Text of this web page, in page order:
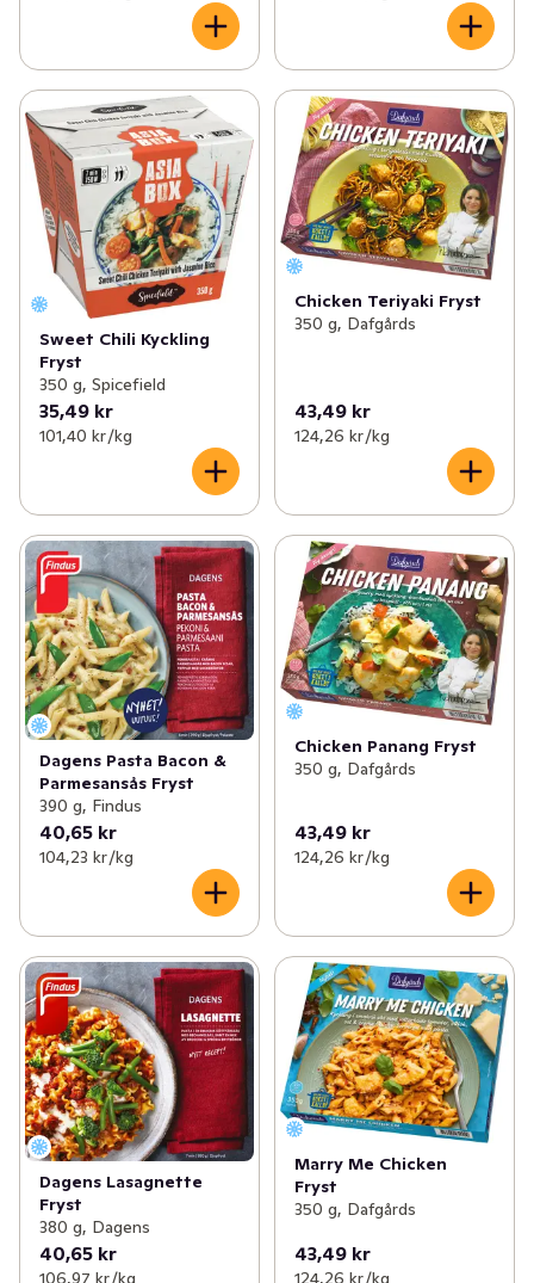
Sweet Chili Kyckling
Fryst
350 g, Spicefield
35,49 kr
101,40 kr /kg
Chicken Teriyaki Fryst
350 g, Dafgårds
43,49 kr
124,26 kr /kg
Dagens Pasta Bacon &
Parmesansås Fryst
390 g, Findus
40,65 kr
104,23 kr /kg
Chicken Panang Fryst
350 g, Dafgårds
43,49 kr
124,26 kr /kg
Dagens Lasagnette
Fryst
380 g, Dagens
40,65 kr
106,97 kr /kg
Marry Me Chicken
Fryst
350 g, Dafgårds
43,49 kr
124,26 kr /kg